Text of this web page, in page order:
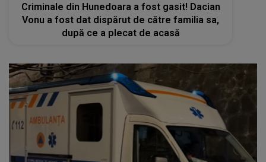
Criminale din Hunedoara a fost gasit! Dacian
Vonu a fost dat dispărut de către familia sa,
după ce a plecat de acasă